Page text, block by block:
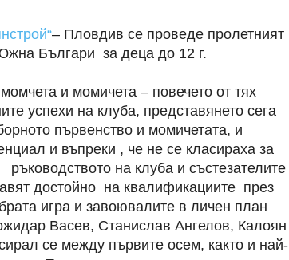
– Пловдив се проведе пролетният
Българи за деца до 12 г.
и момичета – повечето от тях
успехи на клуба, представянето сега
първенство и момичетата, и
и въпреки , че не се класираха за
на клуба и състезателите
достойно на квалификациите през
игра и завоювалите в личен план
Васев, Станислав Ангелов, Калоян
се между първите осем, както и най-